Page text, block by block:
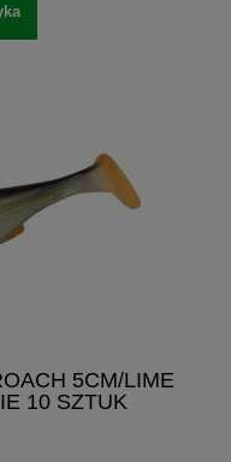
5CM/LIME
10 SZTUK